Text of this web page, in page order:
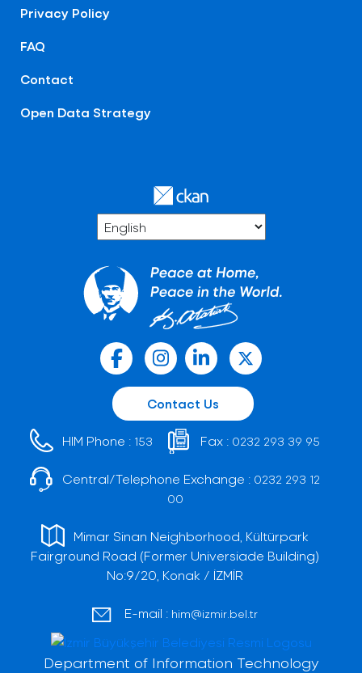
Privacy Policy
FAQ
Contact
Open Data Strategy
Contact Us
HIM Phone : 153 Fax : 0232 293 39 95
Central/Telephone Exchange : 0232 293 12
00
Mimar Sinan Neighborhood, Kültürpark
Fairground Road (Former Universiade Building)
No:9/20, Konak / İZMİR
E-mail : him@izmir.bel.tr
Department of Information Technology